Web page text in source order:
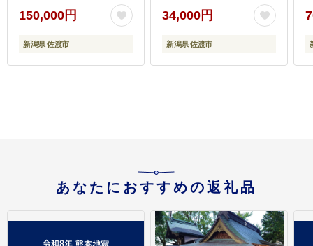
対象です。196037-0004
150,000円
新潟県 佐渡市
話予約のみ対象です。
196038-0037
34,000円
新潟県 佐渡市
あなたにおすすめの返礼品